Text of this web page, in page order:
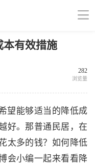
本有效措施
282
浏览量
望能够适当的降低成
好。那普通民居，在
太多的钱？如何降低
会小编一起来看看降